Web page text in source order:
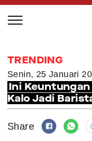
LOCAL GREATNESS
INSPIRING
INSPIRING
INSPIRING
INSPIRING
TRENDING
Senin, 25 Januari
Ini Keuntungan
Kalo Jadi
Share